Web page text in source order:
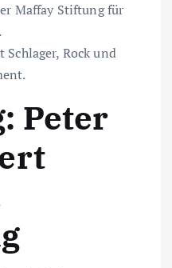
Maffay Stiftung für
Schlager, Rock und
Peter